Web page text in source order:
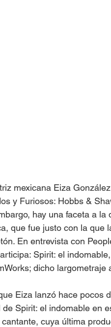
mexicana Eiza
y Furiosos: Hobbs &
hay una faceta a
que fue justo con la que
En entrevista con
Spirit: el
dicho
Eiza lanzó hace pocos
de Spirit: el indomable en
cuya última